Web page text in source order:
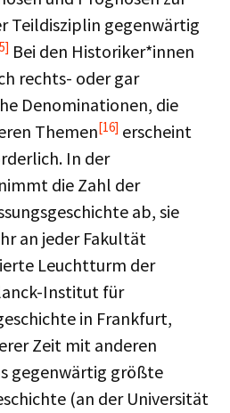
Teildisziplin gegenwärtig
Bei den Historiker*innen
rechts- oder gar
Denominationen, die
Themen[16] erscheint
In der
die Zahl der
ab, sie
an jeder Fakultät
Leuchtturm der
Institut für
in Frankfurt,
Zeit mit anderen
gegenwärtig größte
(an der Universität